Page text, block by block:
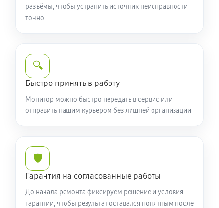
разъёмы, чтобы устранить источник неисправности
точно
🔍
Быстро принять в работу
Монитор можно быстро передать в сервис или
отправить нашим курьером без лишней организации
🛡️
Гарантия на согласованные работы
До начала ремонта фиксируем решение и условия
гарантии, чтобы результат оставался понятным после